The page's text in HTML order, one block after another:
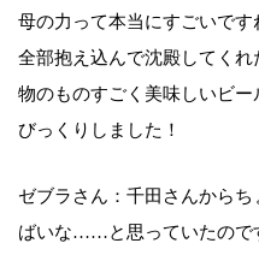
母の力って本当にすごいで
全部抱え込んで沈殿してく
物のものすごく美味しいビ
びっくりしました！
ゼブラさん：千田さんから
ばいな……と思っていたので